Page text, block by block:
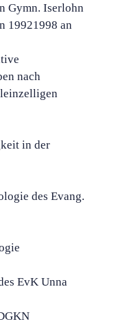
Gymn. Iserlohn
an
nach
in der
des Evang.
EvK Unna